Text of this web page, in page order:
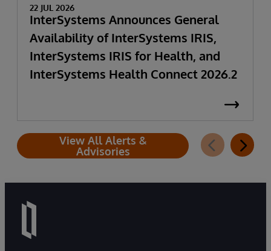
22 JUL 2026
InterSystems Announces General
Availability of InterSystems IRIS,
InterSystems IRIS for Health, and
InterSystems Health Connect 2026.2
View All Alerts &
Advisories